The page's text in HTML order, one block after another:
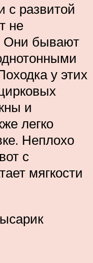
с развитой
не
Они бывают
у этих
и
легко
Неплохо
с
мягкости